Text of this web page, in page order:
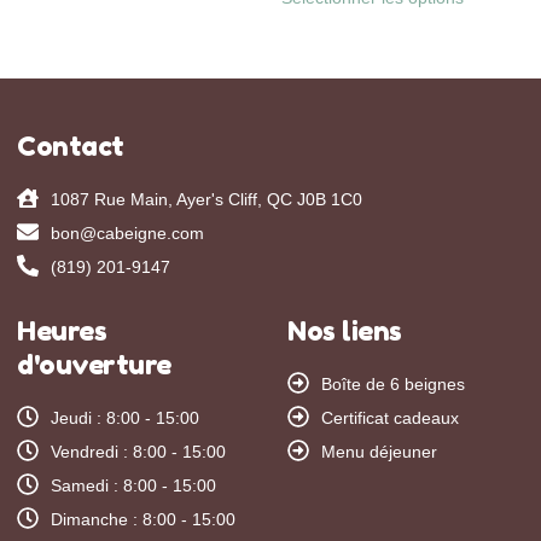
Nos liens
Boîte de 6 beignes
Certificat cadeaux
Menu déjeuner
Heures
d'ouverture
Jeudi : 8:00 - 15:00
Vendredi : 8:00 - 15:00
Samedi : 8:00 - 15:00
Dimanche : 8:00 - 15:00
Contact
1087 Rue Main, Ayer's Cliff, QC J0B 1C0
bon@cabeigne.com
(819) 201-9147